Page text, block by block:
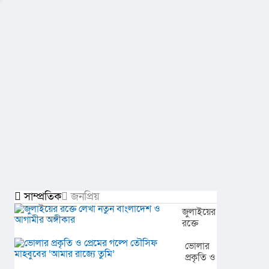
সাম্প্রতিক জনপ্রিয়
জুলাইয়ের
রক্তে
নতুন
বাংলাদেশ
ভোলার
প্রকৃতি ও